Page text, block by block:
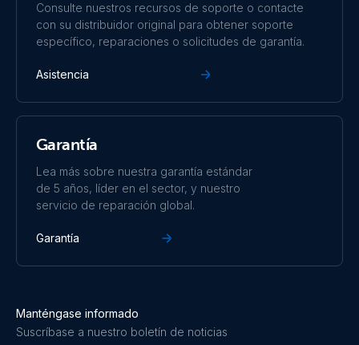
Consulte nuestros recursos de soporte o contacte
con su distribuidor original para obtener soporte
específico, reparaciones o solicitudes de garantía.
Asistencia
Garantía
Lea más sobre nuestra garantía estándar
de 5 años, líder en el sector, y nuestro
servicio de reparación global.
Garantía
Manténgase informado
Suscríbase a nuestro boletín de noticias